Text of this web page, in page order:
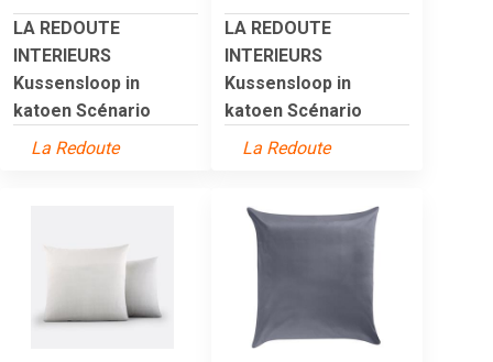
LA REDOUTE
INTERIEURS
Kussensloop in
katoen Scénario
La Redoute
LA REDOUTE
INTERIEURS
Kussensloop in
katoen Scénario
La Redoute